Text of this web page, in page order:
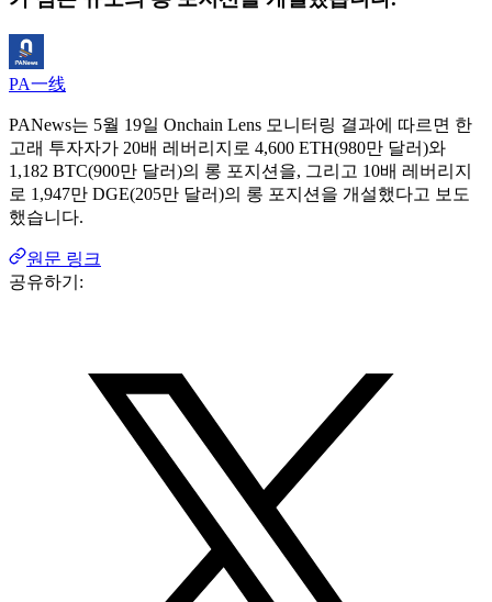
PA一线
PANews는 5월 19일 Onchain Lens 모니터링 결과에 따르면 한
고래 투자자가 20배 레버리지로 4,600 ETH(980만 달러)와
1,182 BTC(900만 달러)의 롱 포지션을, 그리고 10배 레버리지
로 1,947만 DGE(205만 달러)의 롱 포지션을 개설했다고 보도
했습니다.
원문 링크
공유하기: